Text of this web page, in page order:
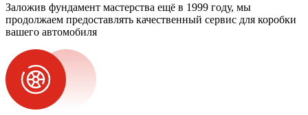
Заложив фундамент мастерства ещё в 1999 году, мы
продолжаем предоставлять качественный сервис для коробки
вашего автомобиля